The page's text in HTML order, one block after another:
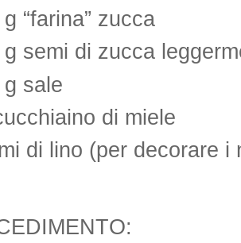
“farina” zucca
g semi di zucca
g sale
di miele
di lino (per decorare i